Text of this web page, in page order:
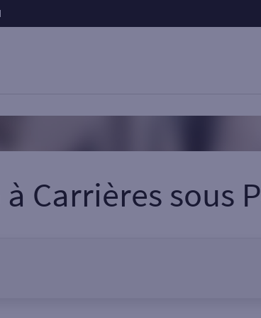
à Carrières sous